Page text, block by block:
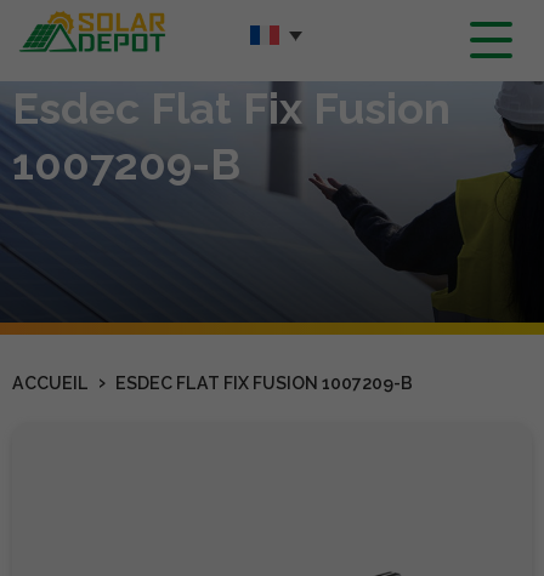
Contenu
principal
Esdec Flat Fix Fusion
1007209-B
ACCUEIL › ESDEC FLAT FIX FUSION 1007209-B